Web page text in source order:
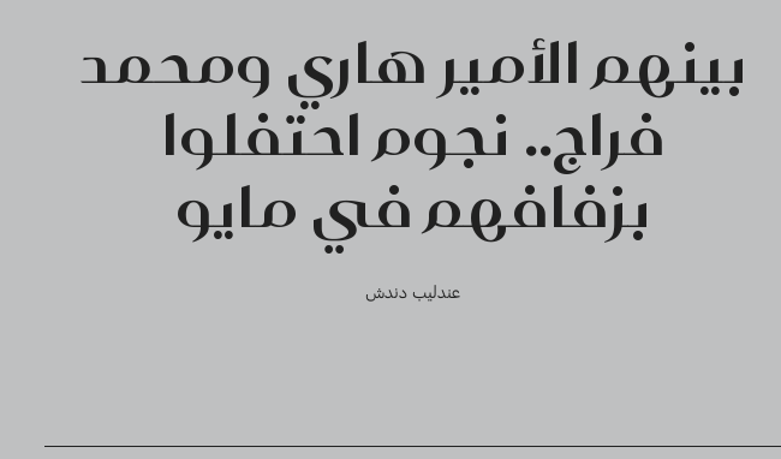
بينهم الأمير هاري ومحمد
فراج.. نجوم احتفلوا
بزفافهم في مايو
عندليب دندش